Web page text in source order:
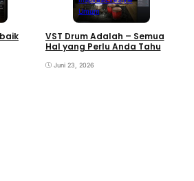
Umum
VST Drum Adalah – Semua
Hal yang Perlu Anda Tahu
Juni 23, 2026